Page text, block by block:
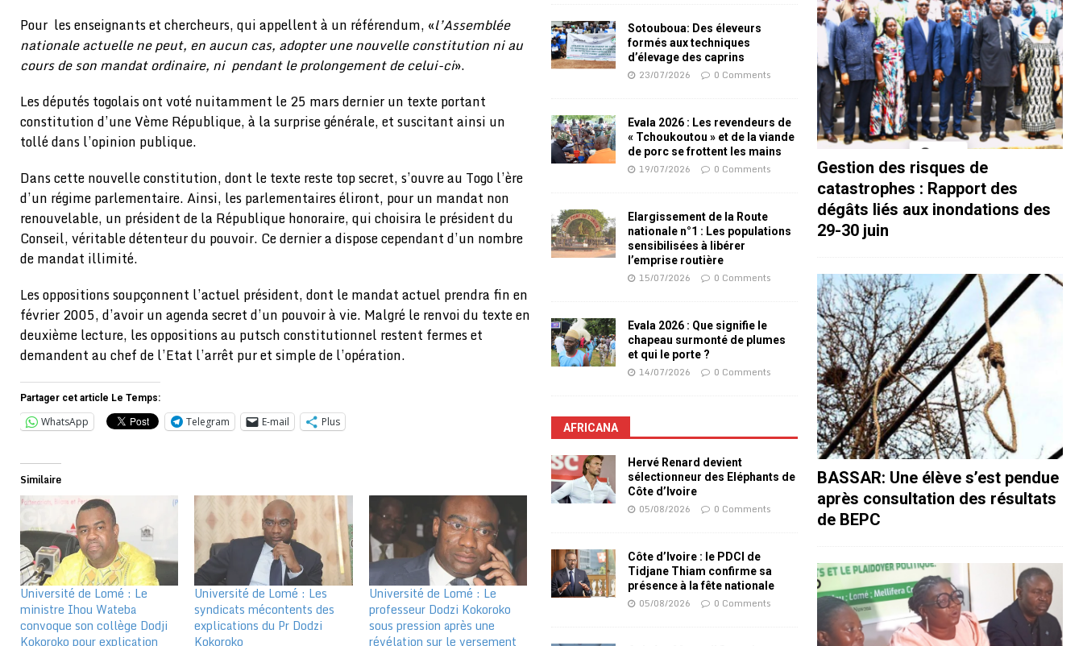
Pour les enseignants et chercheurs, qui appellent à un référendum, «l’Assemblée
nationale actuelle ne peut, en aucun cas, adopter une nouvelle constitution ni au
cours de son mandat ordinaire, ni pendant le prolongement de celui-ci».
Les députés togolais ont voté nuitamment le 25 mars dernier un texte portant
constitution d’une Vème République, à la surprise générale, et suscitant ainsi un
tollé dans l’opinion publique.
Dans cette nouvelle constitution, dont le texte reste top secret, s’ouvre au Togo l’ère
d’un régime parlementaire. Ainsi, les parlementaires éliront, pour un mandat non
renouvelable, un président de la République honoraire, qui choisira le président du
Conseil, véritable détenteur du pouvoir. Ce dernier a dispose cependant d’un nombre
de mandat illimité.
Les oppositions soupçonnent l’actuel président, dont le mandat actuel prendra fin en
février 2005, d’avoir un agenda secret d’un pouvoir à vie. Malgré le renvoi du texte en
deuxième lecture, les oppositions au putsch constitutionnel restent fermes et
demandent au chef de l’Etat l’arrêt pur et simple de l’opération.
Partager cet article Le Temps:
WhatsApp Telegram E-mail Plus
Similaire
Université de Lomé : Le
ministre Ihou Wateba
convoque son collège Dodji
Kokoroko pour explication
Université de Lomé : Les
syndicats mécontents des
explications du Pr Dodzi
Kokoroko
Université de Lomé : Le
professeur Dodzi Kokoroko
sous pression après une
révélation sur le versement
Sotouboua: Des éleveurs
formés aux techniques
d’élevage des caprins
23/07/2026 0 Comments
Evala 2026 : Les revendeurs de
« Tchoukoutou » et de la viande
de porc se frottent les mains
19/07/2026 0 Comments
Elargissement de la Route
nationale n°1 : Les populations
sensibilisées à libérer
l’emprise routière
15/07/2026 0 Comments
Evala 2026 : Que signifie le
chapeau surmonté de plumes
et qui le porte ?
14/07/2026 0 Comments
AFRICANA
Hervé Renard devient
sélectionneur des Eléphants de
Côte d’Ivoire
05/08/2026 0 Comments
Côte d’Ivoire : le PDCI de
Tidjane Thiam confirme sa
présence à la fête nationale
05/08/2026 0 Comments
Gestion des risques de
catastrophes : Rapport des
dégâts liés aux inondations des
29-30 juin
BASSAR: Une élève s’est pendue
après consultation des résultats
de BEPC